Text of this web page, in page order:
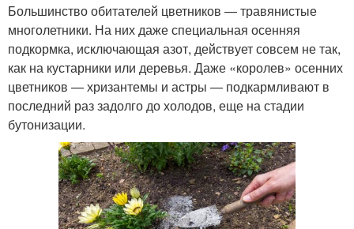
Большинство обитателей цветников — травянистые
многолетники. На них даже специальная осенняя
подкормка, исключающая азот, действует совсем не так,
как на кустарники или деревья. Даже «королев» осенних
цветников — хризантемы и астры — подкармливают в
последний раз задолго до холодов, еще на стадии
бутонизации.